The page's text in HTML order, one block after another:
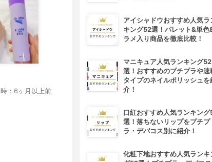
：6ヶ月以上前
アイシャドウおすすめ人気ラ
キング52選！パレット&単色
ラメ入り商品を徹底比較！
マニキュア人気ランキング52
選！おすすめのプチプラや速
タイプのネイルポリッシュを
介！
口紅おすすめ人気ランキング
選！落ちないリップをプチプ
ラ・デパコス別に紹介！
化粧下地おすすめ人気ランキ